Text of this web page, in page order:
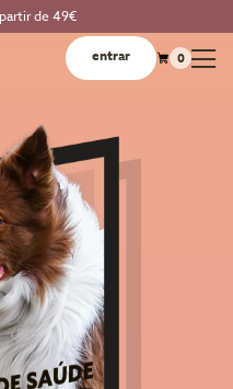
de 49€
entrar 0